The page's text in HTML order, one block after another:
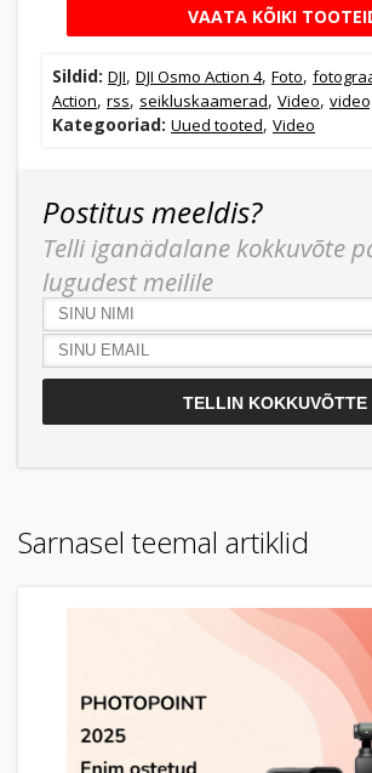
VAATA KÕIKI
Sildid: DJI, DJI Osmo Action 4, Foto,
Action, rss, seikluskaamerad, Video,
Kategooriad: Uued tooted, Video
Postitus meeldis?
Telli iganädalane kokkuvõte
lugudest meilile
Sarnasel teemal artiklid